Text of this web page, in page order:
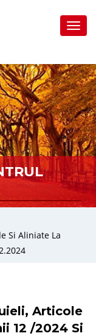
Si Aliniate La
Articole
12 /2024 Si